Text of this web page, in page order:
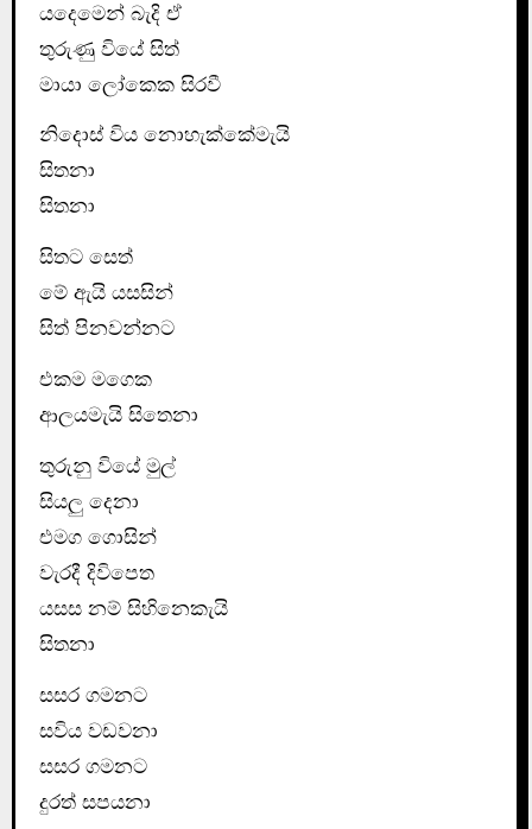
යදෙමෙන් බැදි ඒ
තුරුණු වියේ සිත්
මායා ලෝකෙක සිරවී
නිදොස් විය නොහැක්කේමැයි
සිතනා
සිතනා
සිතට සෙත්
මේ ඇයි යසසින්
සිත් පිනවන්නට
එකම මගෙක
ආලයමැයි සිතෙනා
තුරුනු වියේ මුල්
සියලු දෙනා
එමග ගොසින්
වැරදී දිවිපෙත
යසස නම් සිහිනෙකැයි
සිතනා
සසර ගමනට
සවිය වඩවනා
සසර ගමනට
දුරත් සපයනා